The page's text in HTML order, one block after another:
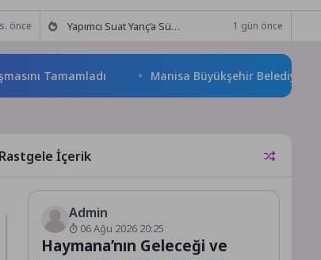
önce Yapımcı Suat Yanç’a Sürpriz Doğum Günü Kutlaması! 1 gün önce
Tamamladı Manisa Büyükşehir Belediyesi
Rastgele İçerik
Admin
06 Ağu 2026 20:25
Haymana’nın Geleceği ve